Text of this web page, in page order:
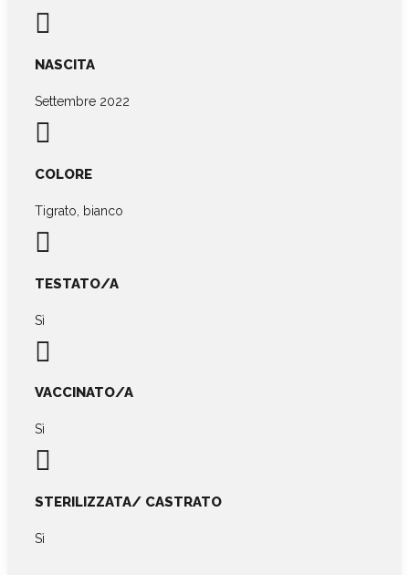

NASCITA
Settembre 2022

COLORE
Tigrato, bianco

TESTATO/A
Sì

VACCINATO/A
Sì

STERILIZZATA/ CASTRATO
Sì